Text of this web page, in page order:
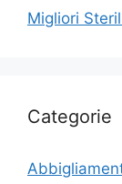
Migliori
Categorie